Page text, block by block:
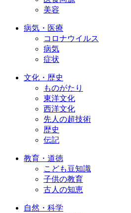
美容
病気・医療
コロナウイルス
病気
症状
文化・歴史
ものがたり
東洋文化
西洋文化
先人の超技術
歴史
伝記
教育・道徳
こども豆知識
子供の教育
古人の知恵
自然・科学